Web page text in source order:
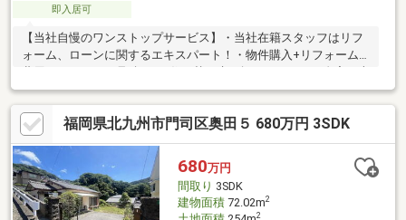
即入居可
【当社自慢のワンストップサービス】・当社在籍スタッフはリフ
ォーム、ローンに関するエキスパート！・物件購入+リフォーム
却が並行して行えます！・もちろん査定も無料です♪
福岡県北九州市門司区奥田５ 680万円 3SDK
680万円
間取り 3SDK
建物面積72.02m2
2